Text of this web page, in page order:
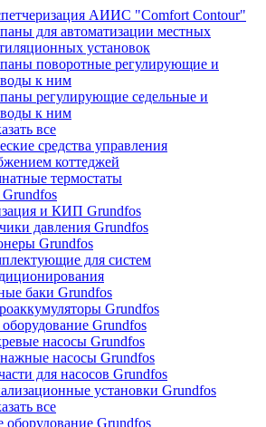
АИИС "Comfort Contour"
для автоматизации местных
установок
поворотные регулирующие и
к ним
регулирующие седельные и
к ним
все
средства управления
коттеджей
термостаты
и КИП Grundfos
давления Grundfos
Grundfos
для систем
баки Grundfos
Grundfos
Grundfos
насосы Grundfos
насосы Grundfos
для насосов Grundfos
установки Grundfos
все
Grundfos